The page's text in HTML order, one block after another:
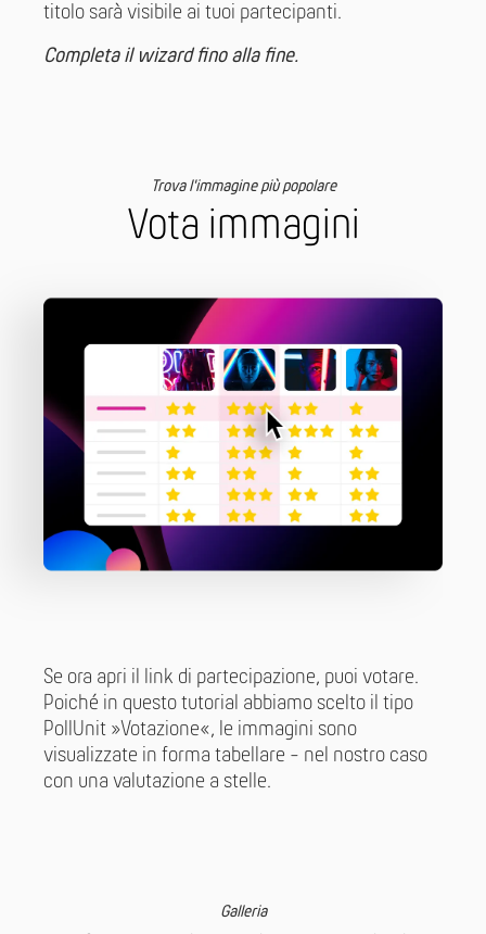
titolo sarà visibile ai tuoi partecipanti.
Completa il wizard fino alla fine.
Trova l'immagine più popolare
Vota immagini
Se ora apri il link di partecipazione, puoi votare.
Poiché in questo tutorial abbiamo scelto il tipo
PollUnit »Votazione«, le immagini sono
visualizzate in forma tabellare - nel nostro caso
con una valutazione a stelle.
Galleria